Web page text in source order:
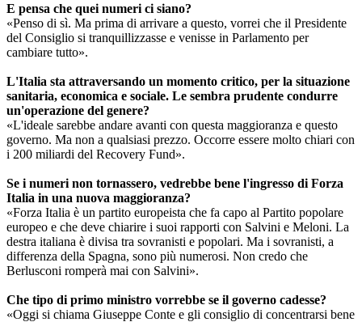
E pensa che quei numeri ci siano?
«Penso di sì. Ma prima di arrivare a questo, vorrei che il Presidente
del Consiglio si tranquillizzasse e venisse in Parlamento per
cambiare tutto».
L'Italia sta attraversando un momento critico, per la situazione
sanitaria, economica e sociale. Le sembra prudente condurre
un'operazione del genere?
«L'ideale sarebbe andare avanti con questa maggioranza e questo
governo. Ma non a qualsiasi prezzo. Occorre essere molto chiari con
i 200 miliardi del Recovery Fund».
Se i numeri non tornassero, vedrebbe bene l'ingresso di Forza
Italia in una nuova maggioranza?
«Forza Italia è un partito europeista che fa capo al Partito popolare
europeo e che deve chiarire i suoi rapporti con Salvini e Meloni. La
destra italiana è divisa tra sovranisti e popolari. Ma i sovranisti, a
differenza della Spagna, sono più numerosi. Non credo che
Berlusconi romperà mai con Salvini».
Che tipo di primo ministro vorrebbe se il governo cadesse?
«Oggi si chiama Giuseppe Conte e gli consiglio di concentrarsi bene